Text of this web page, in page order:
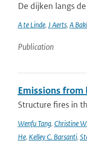
De dijken langs
A te Linde, J Aerts, A
Publication
Emissions from
Structure fires in
Wenfu Tang, Christine
He, Kelley C. Barsanti,